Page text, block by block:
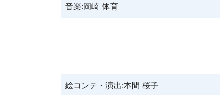
音楽:岡崎 体育
絵コンテ・演出:本間 桜子